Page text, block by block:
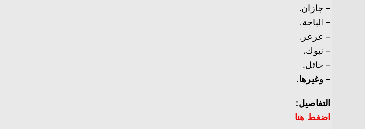
– جازان.
– الباحة.
– عرعر.
– تبوك.
– حائل.
– وغيرها.
التفاصيل:
اضغط هنا